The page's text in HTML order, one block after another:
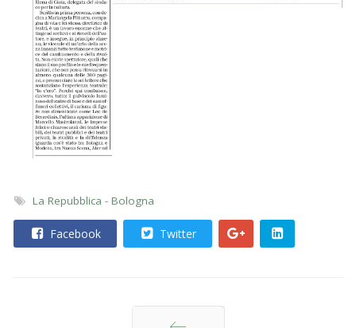
La Repubblica - Bologna
Facebook Twitter